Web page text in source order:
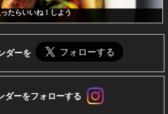
たらいいね！しよう
ダーを
ーをフォローする